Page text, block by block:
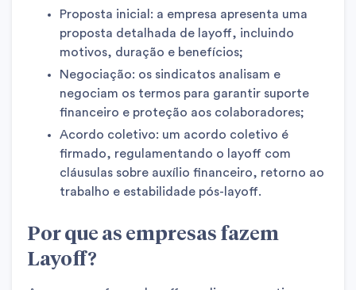
Proposta inicial: a empresa apresenta uma
proposta detalhada de layoff, incluindo
motivos, duração e benefícios;
Negociação: os sindicatos analisam e
negociam os termos para garantir suporte
financeiro e proteção aos colaboradores;
Acordo coletivo: um acordo coletivo é
firmado, regulamentando o layoff com
cláusulas sobre auxílio financeiro, retorno ao
trabalho e estabilidade pós-layoff.
Por que as empresas fazem
Layoff?